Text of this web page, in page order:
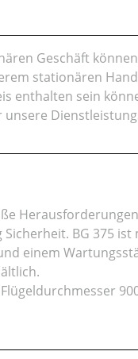
Geschäft
stationären
enthalten sein
BG 375 ist
einem